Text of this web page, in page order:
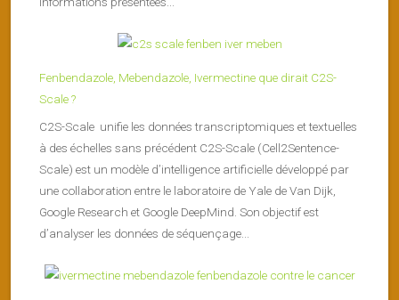
Fenbendazole, Mebendazole, Ivermectine que dirait C2S-
Scale ?
C2S-Scale unifie les données transcriptomiques et textuelles
à des échelles sans précédent C2S-Scale (Cell2Sentence-
Scale) est un modèle d’intelligence artificielle développé par
une collaboration entre le laboratoire de Yale de Van Dijk,
Google Research et Google DeepMind. Son objectif est
d’analyser les données de séquençage...